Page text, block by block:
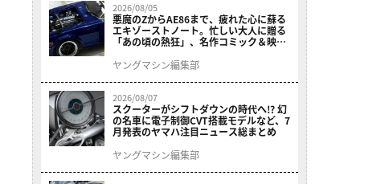
2026/08/05
悪魔のZからAE86まで、疲れた心に蘇る
エキゾーストノート。忙しい大人に贈る
「あの頃の熱狂」、名作コミック＆映画
結！
ヤングマシン編集部
2026/08/07
スクーターがシフトダウンの時代へ!? 幻
の名車に電子制御CVT搭載モデルなど、7
月発表のヤマハ注目ニュース総まとめ
ヤングマシン編集部